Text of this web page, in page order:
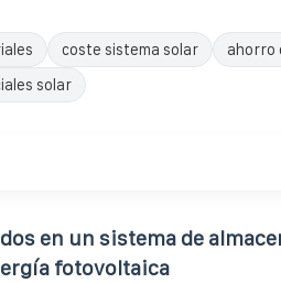
coste sistema solar
ahorro
solar
en un sistema de
fotovoltaica